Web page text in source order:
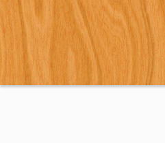
содержимому